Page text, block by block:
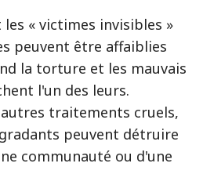
« victimes invisibles »
peuvent être affaiblies
la torture et les mauvais
l'un des leurs.
traitements cruels,
peuvent détruire
communauté ou d'une